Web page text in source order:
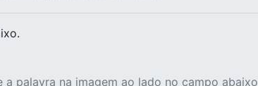
a palavra na imagem ao lado no campo abaixo